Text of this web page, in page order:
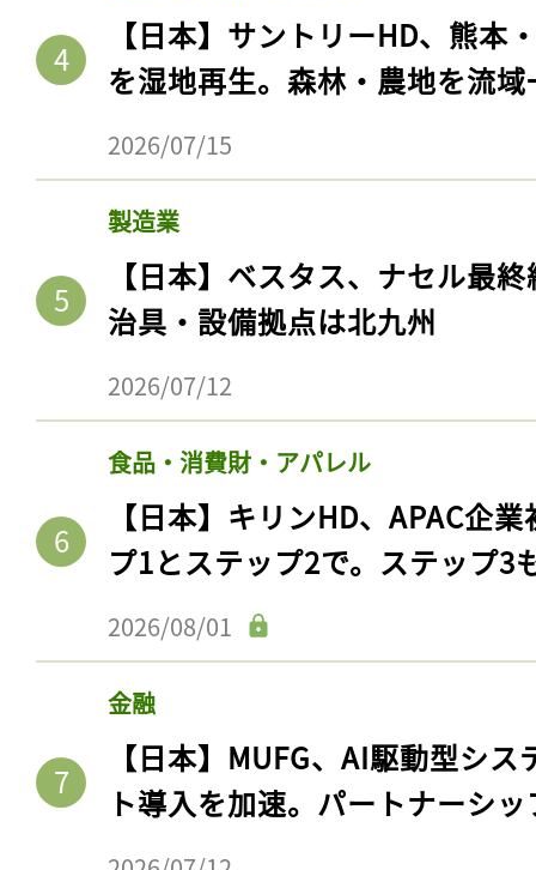
【日本】サントリーHD、熊本
を湿地再生。森林・農地を流
2026/07/15
製造業
【日本】ベスタス、ナセル最
治具・設備拠点は北九州
2026/07/12
食品・消費財・アパレル
【日本】キリンHD、APAC企
プ1とステップ2で。ステップ3
2026/08/01
金融
【日本】MUFG、AI駆動型シ
ト導入を加速。パートナーシ